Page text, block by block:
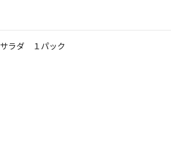
ラダ １パック